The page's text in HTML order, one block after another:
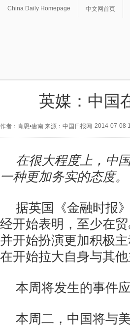
China Daily Homepage 中文网首页
英媒：中国
作者：肖恩•唐南 来源：中国日报网 2014-07-08
在很大程度上，中
一种更加务实的态度。
据英国《金融时报
经开始表明，至少在
并开始扮演更加积极
在开始拉大自身与其
本周将发生的事件
本周二，中国将与